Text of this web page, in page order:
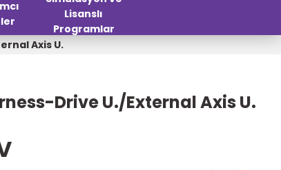
Lisanslı
Programlar
Axis U.
Drive U./External Axis U.